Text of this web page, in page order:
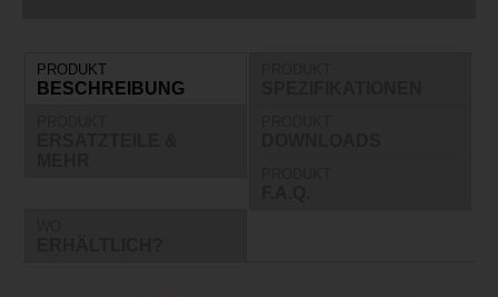
PRODUKT
BESCHREIBUNG